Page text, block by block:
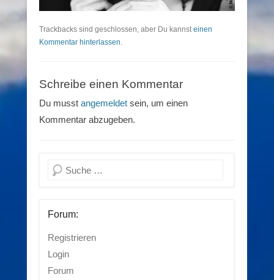
Trackbacks sind geschlossen, aber Du kannsteinen
Kommentar hinterlassen.
Schreibe einen Kommentar
Du musst angemeldet sein, um einen
Kommentar abzugeben.
Suchen
Forum:
Registrieren
Login
Forum